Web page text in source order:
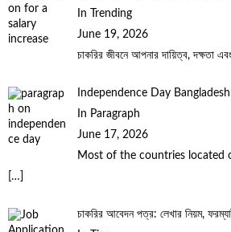
In Trending
June 19, 2026
চাকরির জীবনে আপনার দায়িত্ব, দক্ষতা
Independence Day
In Paragraph
June 17, 2026
Most of the countries located
[…]
চাকরির আবেদন পত্র: লেখার নিয়ম,